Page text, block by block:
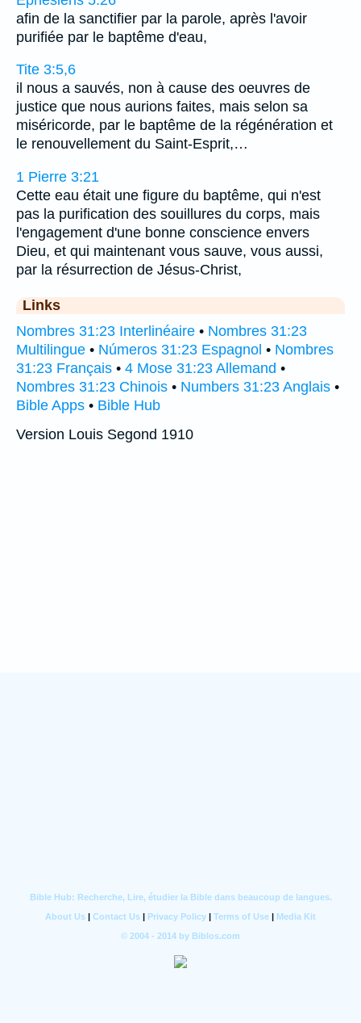
afin de la sanctifier par la parole, après l'avoir
purifiée par le baptême d'eau,
Tite 3:5,6
il nous a sauvés, non à cause des oeuvres de
justice que nous aurions faites, mais selon sa
miséricorde, par le baptême de la régénération et
le renouvellement du Saint-Esprit,…
1 Pierre 3:21
Cette eau était une figure du baptême, qui n'est
pas la purification des souillures du corps, mais
l'engagement d'une bonne conscience envers
Dieu, et qui maintenant vous sauve, vous aussi,
par la résurrection de Jésus-Christ,
Links
Nombres 31:23 Interlinéaire • Nombres 31:23
Multilingue • Números 31:23 Espagnol • Nombres
31:23 Français • 4 Mose 31:23 Allemand •
Nombres 31:23 Chinois • Numbers 31:23 Anglais •
Bible Apps • Bible Hub
Version Louis Segond 1910